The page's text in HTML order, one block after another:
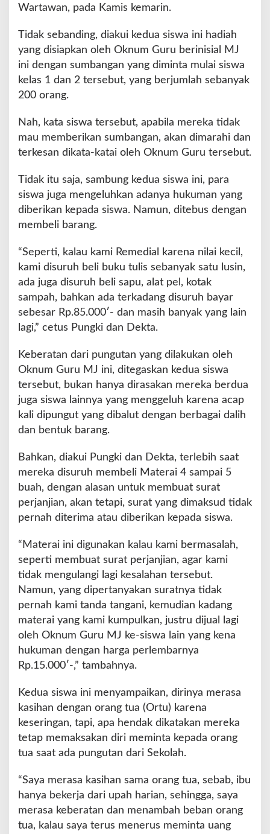
a
n
B
e
n
S
a
k
s
i
O
k
u
m
G
u
r
M
J
Wartawan, pada Kamis kemarin.
Tidak sebanding, diakui kedua siswa ini hadiah
yang disiapkan oleh Oknum Guru berinisial MJ
ini dengan sumbangan yang diminta mulai siswa
kelas 1 dan 2 tersebut, yang berjumlah sebanyak
200 orang.
Nah, kata siswa tersebut, apabila mereka tidak
mau memberikan sumbangan, akan dimarahi dan
terkesan dikata-katai oleh Oknum Guru tersebut.
Tidak itu saja, sambung kedua siswa ini, para
siswa juga mengeluhkan adanya hukuman yang
diberikan kepada siswa. Namun, ditebus dengan
membeli barang.
“Seperti, kalau kami Remedial karena nilai kecil,
kami disuruh beli buku tulis sebanyak satu lusin,
ada juga disuruh beli sapu, alat pel, kotak
sampah, bahkan ada terkadang disuruh bayar
sebesar Rp.85.000′- dan masih banyak yang lain
lagi,” cetus Pungki dan Dekta.
Keberatan dari pungutan yang dilakukan oleh
Oknum Guru MJ ini, ditegaskan kedua siswa
tersebut, bukan hanya dirasakan mereka berdua
juga siswa lainnya yang menggeluh karena acap
kali dipungut yang dibalut dengan berbagai dalih
dan bentuk barang.
Bahkan, diakui Pungki dan Dekta, terlebih saat
mereka disuruh membeli Materai 4 sampai 5
buah, dengan alasan untuk membuat surat
perjanjian, akan tetapi, surat yang dimaksud tidak
pernah diterima atau diberikan kepada siswa.
“Materai ini digunakan kalau kami bermasalah,
seperti membuat surat perjanjian, agar kami
tidak mengulangi lagi kesalahan tersebut.
Namun, yang dipertanyakan suratnya tidak
pernah kami tanda tangani, kemudian kadang
materai yang kami kumpulkan, justru dijual lagi
oleh Oknum Guru MJ ke-siswa lain yang kena
hukuman dengan harga perlembarnya
Rp.15.000′-,” tambahnya.
Kedua siswa ini menyampaikan, dirinya merasa
kasihan dengan orang tua (Ortu) karena
keseringan, tapi, apa hendak dikatakan mereka
tetap memaksakan diri meminta kepada orang
tua saat ada pungutan dari Sekolah.
“Saya merasa kasihan sama orang tua, sebab, ibu
hanya bekerja dari upah harian, sehingga, saya
merasa keberatan dan menambah beban orang
tua, kalau saya terus menerus meminta uang